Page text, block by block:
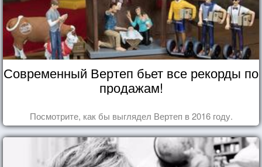
Современный Вертеп бьет все рекорды по
продажам!
Посмотрите, как бы выглядел Вертеп в 2016 году.